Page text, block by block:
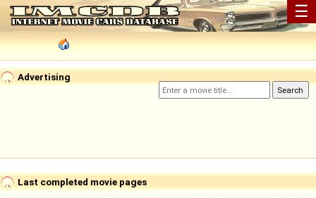
☰
Advertising
Last completed movie pages